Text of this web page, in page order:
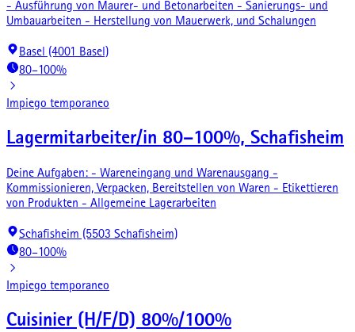
- Ausführung von Maurer- und Betonarbeiten - Sanierungs- und
Umbauarbeiten - Herstellung von Mauerwerk, und Schalungen
Basel (4001 Basel)
80–100%
Impiego temporaneo
Lagermitarbeiter/in 80–100%, Schafisheim
Deine Aufgaben: - Wareneingang und Warenausgang -
Kommissionieren, Verpacken, Bereitstellen von Waren - Etikettieren
von Produkten - Allgemeine Lagerarbeiten
Schafisheim (5503 Schafisheim)
80–100%
Impiego temporaneo
Cuisinier (H/F/D) 80%/100%